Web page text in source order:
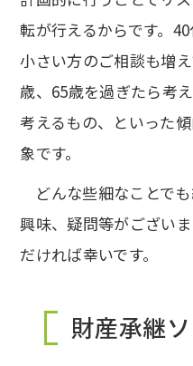
転が行えるからです。
小さい方のご相談も増
歳、65歳を過ぎたら考
考えるもの、といった
象です。
どんな些細なことで
興味、疑問等がござい
だければ幸いです。
財産承継